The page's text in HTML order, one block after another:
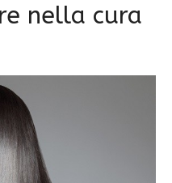
nella cura